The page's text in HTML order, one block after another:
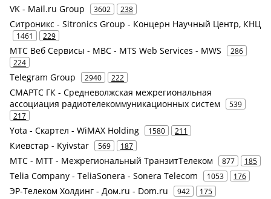
VK - Mail.ru Group 3602 238
Ситроникс - Sitronics Group - Концерн Научный Центр, КНЦ
1461 229
МТС Веб Сервисы - МВС - MTS Web Services - MWS
286
224
Telegram Group 2940 222
СМАРТС ГК - Средневолжская межрегиональная
ассоциация радиотелекоммуникационных систем
539
217
Yota - Скартел - WiMAX Holding 1580 211
Киевстар - Kyivstar 569 187
МТС - МТТ - Межрегиональный ТранзитТелеком 877 185
Telia Company - TeliaSonera - Sonera Telecom 1053 176
ЭР-Телеком Холдинг - Дом.ru - Dom.ru 942 175